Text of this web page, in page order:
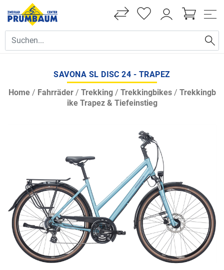
SAVONA SL DISC 24 - TRAPEZ
Home/ Fahrräder/ Trekking/ Trekkingbikes/ Trekkingb
ike Trapez & Tiefeinstieg